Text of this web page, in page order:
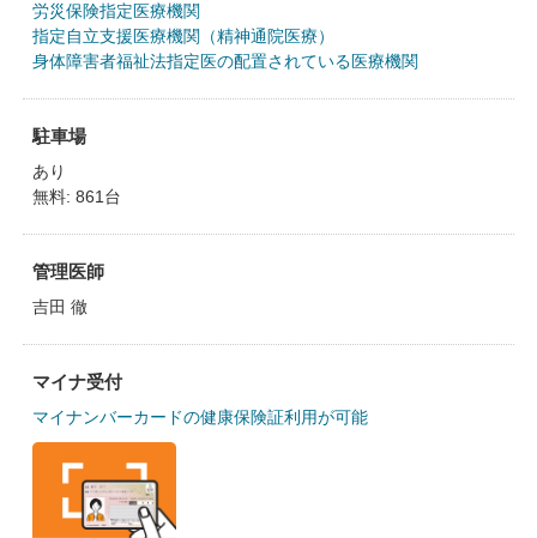
労災保険指定医療機関
指定自立支援医療機関（精神通院医療）
身体障害者福祉法指定医の配置されている医療機関
駐車場
あり
無料: 861台
管理医師
吉田 徹
マイナ受付
マイナンバーカードの健康保険証利用が可能